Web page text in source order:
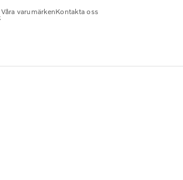
Våra varumärkenKontakta oss